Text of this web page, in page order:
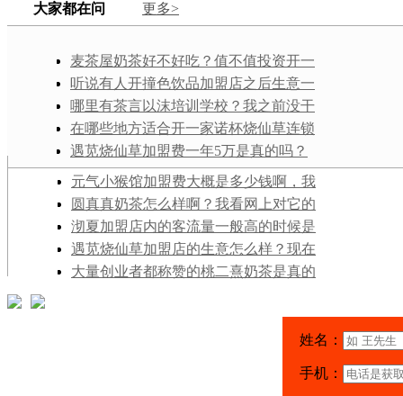
大家都在问 更多>
麦茶屋奶茶好不好吃？值不值投资开一
家店铺？
听说有人开撞色饮品加盟店之后生意一
直不好，这是为什么？我正打算加盟呢，
求避雷指导！
哪里有茶言以沫培训学校？我之前没干
过这行，打算学完自己开一家创业，可行
不？
在哪些地方适合开一家诺杯烧仙草连锁
加盟店？小区还是商业区比较好？
遇苋烧仙草加盟费一年5万是真的吗？
元气小猴馆加盟费大概是多少钱啊，我
和朋友打算合伙投资个十万，够吗？
圆真真奶茶怎么样啊？我看网上对它的
评价都很不错，是真的假的啊？
沏夏加盟店内的客流量一般高的时候是
多少人？一天下来的营业额多少？
遇苋烧仙草加盟店的生意怎么样？现在
加盟它开店还有没有成功的机会和可能？
大量创业者都称赞的桃二熹奶茶是真的
姓名：
手机：